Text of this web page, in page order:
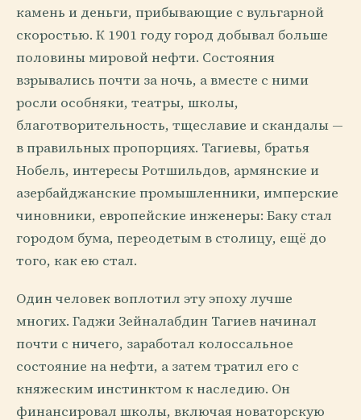
камень и деньги, прибывающие с вульгарной
скоростью. К 1901 году город добывал больше
половины мировой нефти. Состояния
взрывались почти за ночь, а вместе с ними
росли особняки, театры, школы,
благотворительность, тщеславие и скандалы —
в правильных пропорциях. Тагиевы, братья
Нобель, интересы Ротшильдов, армянские и
азербайджанские промышленники, имперские
чиновники, европейские инженеры: Баку стал
городом бума, переодетым в столицу, ещё до
того, как ею стал.
Один человек воплотил эту эпоху лучше
многих. Гаджи Зейналабдин Тагиев начинал
почти с ничего, заработал колоссальное
состояние на нефти, а затем тратил его с
княжеским инстинктом к наследию. Он
финансировал школы, включая новаторскую